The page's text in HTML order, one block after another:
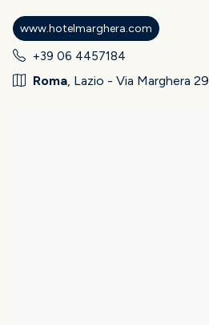
www.hotelmarghera.com
+39 06 4457184
Roma, Lazio - Via Marghera 29